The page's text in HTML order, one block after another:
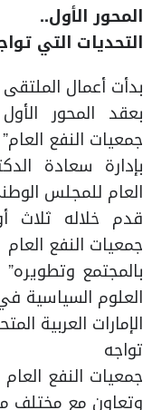
المحور الأول..
التحديات التي
بدأت أعمال الملتقى
بعقد المحور
جمعيات النفع العام”
بإدارة سعادة
العام للمجلس
قدم خلاله ثلاث
جمعيات النفع العام
بالمجتمع
العلوم السياسية
الإمارات العربية
تواجه
جمعيات النفع
وتعاون مع مختلف